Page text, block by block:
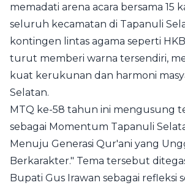
memadati arena acara bersama 15
seluruh kecamatan di Tapanuli
kontingen lintas agama seperti
turut memberi warna tersendiri,
kuat kerukunan dan harmoni
Selatan.
MTQ ke-58 tahun ini mengusung
sebagai Momentum Tapanuli
Menuju Generasi Qur'ani yang
Berkarakter." Tema tersebut
Bupati Gus Irawan sebagai refleksi